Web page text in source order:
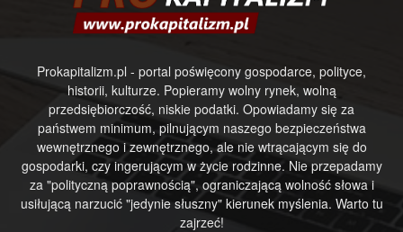
Prokapitalizm.pl - portal poświęcony gospodarce, polityce,
historii, kulturze. Popieramy wolny rynek, wolną
przedsiębiorczość, niskie podatki. Opowiadamy się za
państwem minimum, pilnującym naszego bezpieczeństwa
wewnętrznego i zewnętrznego, ale nie wtrącającym się do
gospodarki, czy ingerującym w życie rodzinne. Nie przepadamy
za "polityczną poprawnością", ograniczającą wolność słowa i
usiłującą narzucić "jedynie słuszny" kierunek myślenia. Warto tu
zajrzeć!